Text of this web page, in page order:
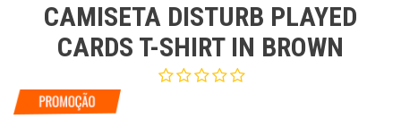
CAMISETA DISTURB PLAYED
CARDS T-SHIRT IN BROWN